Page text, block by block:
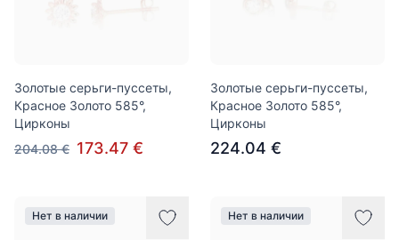
Золотые серьги-пуссеты,
Красное Золото 585°,
Цирконы
204.08 € 173.47 €
Золотые серьги-пуссеты,
Красное Золото 585°,
Цирконы
224.04 €
Нет в наличии Нет в наличии